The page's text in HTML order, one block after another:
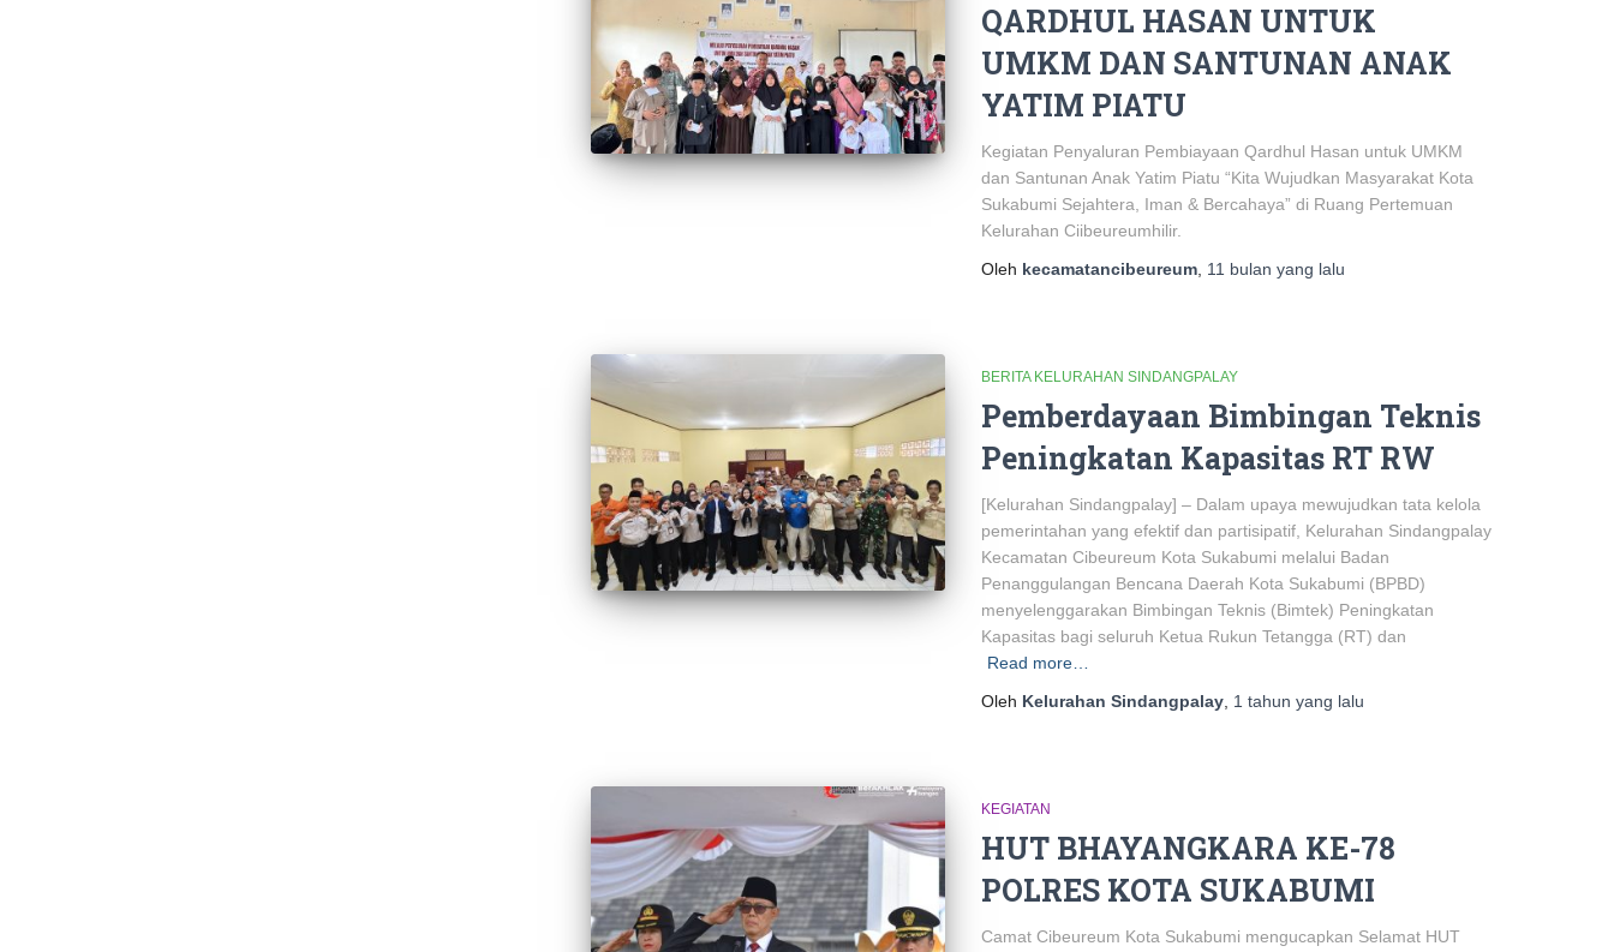
QARDHUL HASAN UNTUK
UMKM DAN SANTUNAN ANAK
YATIM PIATU
Kegiatan Penyaluran Pembiayaan Qardhul Hasan untuk UMKM
dan Santunan Anak Yatim Piatu “Kita Wujudkan Masyarakat Kota
Sukabumi Sejahtera, Iman & Bercahaya” di Ruang Pertemuan
Kelurahan Ciibeureumhilir.
Oleh kecamatancibeureum 11 bulan yang lalu
BERITA KELURAHAN SINDANGPALAY
Pemberdayaan Bimbingan Teknis
Peningkatan Kapasitas RT RW
[Kelurahan Sindangpalay] – Dalam upaya mewujudkan tata kelola
pemerintahan yang efektif dan partisipatif, Kelurahan Sindangpalay
Kecamatan Cibeureum Kota Sukabumi melalui Badan
Penanggulangan Bencana Daerah Kota Sukabumi (BPBD)
menyelenggarakan Bimbingan Teknis (Bimtek) Peningkatan
Kapasitas bagi seluruh Ketua Rukun Tetangga (RT) dan
Read more…
Oleh Kelurahan Sindangpalay 1 tahun yang lalu
KEGIATAN
HUT BHAYANGKARA KE-78
POLRES KOTA SUKABUMI
Camat Cibeureum Kota Sukabumi mengucapkan Selamat HUT